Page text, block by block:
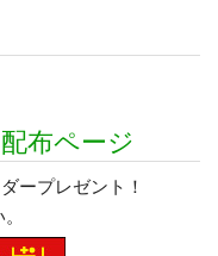
布ページ
ープレゼント！